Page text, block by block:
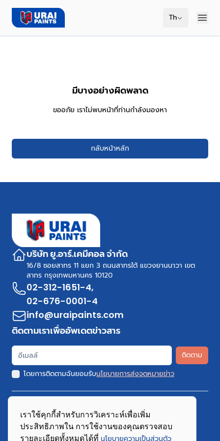
Th
มีบางอย่างผิดพลาด
ขออภัย เราไม่พบหน้าที่ท่านกำลังมองหา
กลับหน้าหลัก
บริษัท ยู.อาร์.เคมีคอล จำกัด
16/8 ซอยสาทร 11 แยก 3 ถนนสาทรใต้ แขวงยานนาวา เขต
สาทร กรุงเทพมหานคร 10120
02-312-1651-4,
02-676-0001-4
info@uraipaints.com
ติดตามเราเพื่ออัพเดตข่าวสาร
ติดตาม
โดยการติดตามฉันยอมรับนโยบายการส่งจดหมายข่าว
Copyright 2026 URAI Paints.Com All Rights Reserved
เราใช้คุกกี้สำหรับการวิเคราะห์เพื่อเพิ่ม
ประสิทธิภาพใน การใช้งานของคุณตรวจสอบ
รายละเอียดทั้งหมดได้ที่ นโยบายความเป็นส่วนตัว